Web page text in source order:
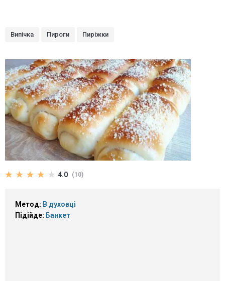
Випічка Пироги Пиріжки
4.0 (10)
Метод: В духовці
Підійде: Банкет